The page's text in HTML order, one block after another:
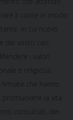
il cuore in modo
in cui ricevo
vostri cari,
i valori
e religiosa,
che hanno
la vita
conculcati, dei